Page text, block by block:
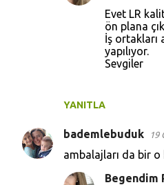
YANITLA
Evet LR
ön plana
İş ortakları
yapılıyor.
Sevgiler
bademlebuduk 19
ambalajları da bir o
Begendim